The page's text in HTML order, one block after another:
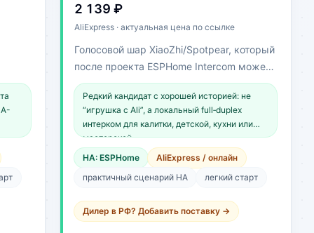
2 139 ₽
AliExpress · актуальная цена по ссылке
Голосовой шар XiaoZhi/Spotpear, который
после проекта ESPHome Intercom может
стать локальным HA-интеркомом.
Редкий кандидат с хорошей историей: не
“игрушка с Ali”, а локальный full‑duplex
интерком для калитки, детской, кухни или
мастерской.
HA: ESPHome
AliExpress / онлайн
практичный сценарий HA
легкий старт
Дилер в РФ? Добавить поставку →